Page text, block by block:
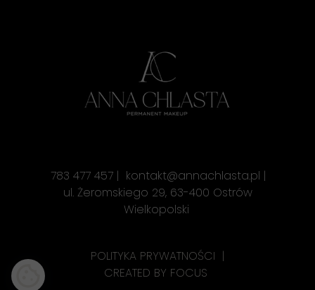
783 477 457 | kontakt@annachlasta.pl |
ul. Żeromskiego 29, 63-400 Ostrów
Wielkopolski
POLITYKA PRYWATNOŚCI |
CREATED BY FOCUS